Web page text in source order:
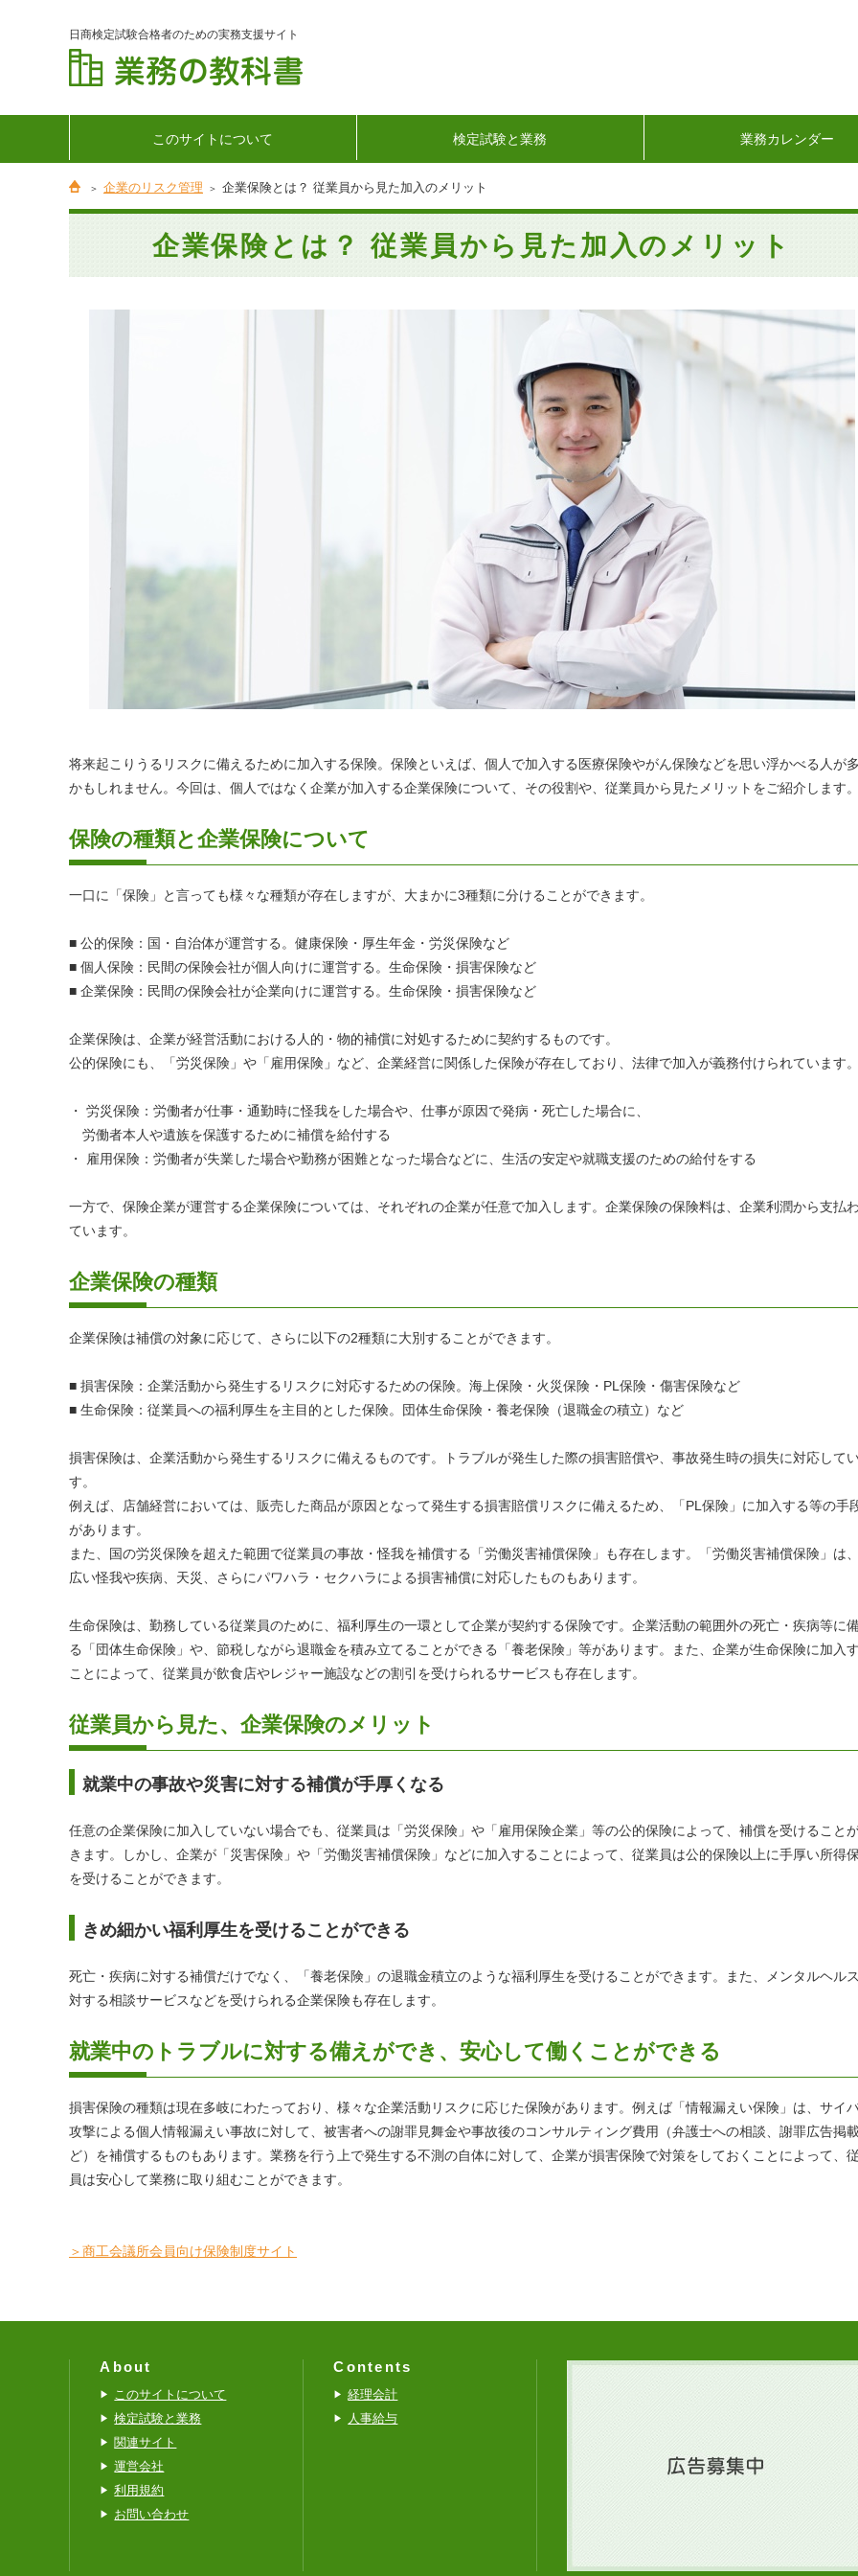
日商検定試験合格者のための実務支援サイト
このサイトについて 検定試験と業務 業務カレンダー
企業のリスク管理 企業保険とは？ 従業員から見た加入のメリット
企業保険とは？ 従業員から見た加入のメリット
将来起こりうるリスクに備えるために加入する保険。保険といえば、個人で加入する医療保険やがん保険などを思い浮かべる人が
かもしれません。今回は、個人ではなく企業が加入する企業保険について、その役割や、従業員から見たメリットをご紹介します
保険の種類と企業保険について
一口に「保険」と言っても様々な種類が存在しますが、大まかに3種類に分けることができます。
■ 公的保険：国・自治体が運営する。健康保険・厚生年金・労災保険など
■ 個人保険：民間の保険会社が個人向けに運営する。生命保険・損害保険など
■ 企業保険：民間の保険会社が企業向けに運営する。生命保険・損害保険など
企業保険は、企業が経営活動における人的・物的補償に対処するために契約するものです。
公的保険にも、「労災保険」や「雇用保険」など、企業経営に関係した保険が存在しており、法律で加入が義務付けられています
・ 労災保険：労働者が仕事・通勤時に怪我をした場合や、仕事が原因で発病・死亡した場合に、
労働者本人や遺族を保護するために補償を給付する
・ 雇用保険：労働者が失業した場合や勤務が困難となった場合などに、生活の安定や就職支援のための給付をする
一方で、保険企業が運営する企業保険については、それぞれの企業が任意で加入します。企業保険の保険料は、企業利潤から支払
ています。
企業保険の種類
企業保険は補償の対象に応じて、さらに以下の2種類に大別することができます。
■ 損害保険：企業活動から発生するリスクに対応するための保険。海上保険・火災保険・PL保険・傷害保険など
■ 生命保険：従業員への福利厚生を主目的とした保険。団体生命保険・養老保険（退職金の積立）など
損害保険は、企業活動から発生するリスクに備えるものです。トラブルが発生した際の損害賠償や、事故発生時の損失に対応して
す。
例えば、店舗経営においては、販売した商品が原因となって発生する損害賠償リスクに備えるため、「PL保険」に加入する等の手
があります。
また、国の労災保険を超えた範囲で従業員の事故・怪我を補償する「労働災害補償保険」も存在します。「労働災害補償保険」は
広い怪我や疾病、天災、さらにパワハラ・セクハラによる損害補償に対応したものもあります。
生命保険は、勤務している従業員のために、福利厚生の一環として企業が契約する保険です。企業活動の範囲外の死亡・疾病等に
る「団体生命保険」や、節税しながら退職金を積み立てることができる「養老保険」等があります。また、企業が生命保険に加入
ことによって、従業員が飲食店やレジャー施設などの割引を受けられるサービスも存在します。
従業員から見た、企業保険のメリット
就業中の事故や災害に対する補償が手厚くなる
任意の企業保険に加入していない場合でも、従業員は「労災保険」や「雇用保険企業」等の公的保険によって、補償を受けること
きます。しかし、企業が「災害保険」や「労働災害補償保険」などに加入することによって、従業員は公的保険以上に手厚い所得
を受けることができます。
きめ細かい福利厚生を受けることができる
死亡・疾病に対する補償だけでなく、「養老保険」の退職金積立のような福利厚生を受けることができます。また、メンタルヘル
対する相談サービスなどを受けられる企業保険も存在します。
就業中のトラブルに対する備えができ、安心して働くことができる
損害保険の種類は現在多岐にわたっており、様々な企業活動リスクに応じた保険があります。例えば「情報漏えい保険」は、サイ
攻撃による個人情報漏えい事故に対して、被害者への謝罪見舞金や事故後のコンサルティング費用（弁護士への相談、謝罪広告掲
ど）を補償するものもあります。業務を行う上で発生する不測の自体に対して、企業が損害保険で対策をしておくことによって、
員は安心して業務に取り組むことができます。
＞商工会議所会員向け保険制度サイト
About
このサイトについて
検定試験と業務
関連サイト
運営会社
利用規約
お問い合わせ
Contents
経理会計
人事給与